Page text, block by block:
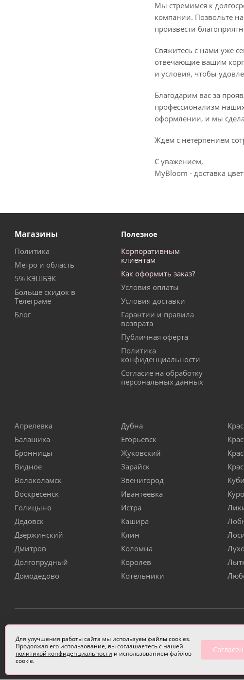
Мы стремимся к
компании. Позвольте
произвести
Свяжитесь с нами уже
отвечающие вашим
и условия, чтобы
Благодарим вас за
профессионализм
оформлении, и мы
Ждем с нетерпением
С уважением,
MyBloom - доставка
Магазины
Политика
Метро и область
5% КЭШБЭК
Больше скидок в
Телеграме
Блог
Полезное
Корпоративным
клиентам
Как оформить заказ?
Условия оплаты
Условия доставки
Гарантии и правила
возврата
Публичная оферта
Политика
конфиденциальности
Согласие на обработку
персональных данных
Апрелевка
Балашиха
Бронницы
Видное
Волоколамск
Воскресенск
Голицыно
Дедовск
Дзержинский
Дмитров
Долгопрудный
Домодедово
Дубна
Егорьевск
Жуковский
Зарайск
Звенигород
Ивантеевка
Истра
Кашира
Клин
Коломна
Королев
Котельники
ИП Чулкова Анастасия Александровна ИНН 331405822720 |
Для улучшения работы сайта мы используем файлы cookies.
Продолжая его использование, вы соглашаетесь с нашей
политикой конфиденциальности и использованием файлов
cookie.
Согласен